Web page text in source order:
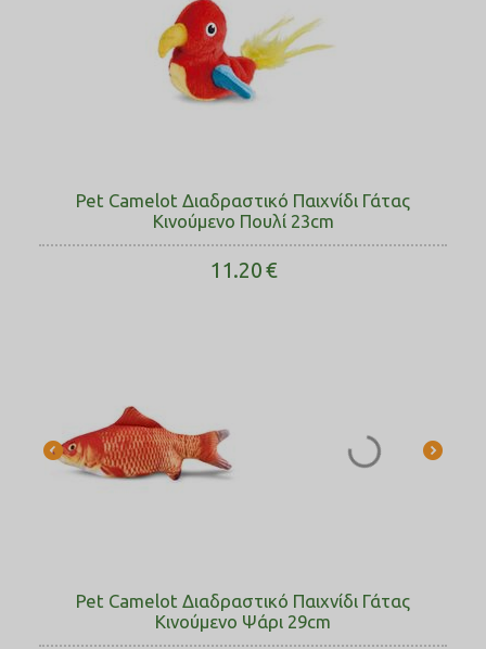
Pet Camelot Διαδραστικό Παιχνίδι Γάτας
Κινούμενο Πουλί 23cm
11.20€
Pet Camelot Διαδραστικό Παιχνίδι Γάτας
Κινούμενο Ψάρι 29cm